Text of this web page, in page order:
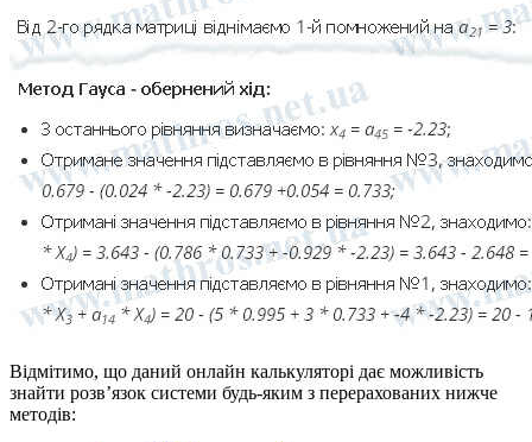
Відмітимо, що даний онлайн калькуляторі дає можливість
знайти розв’язок системи будь-яким з перерахованих нижче
методів: